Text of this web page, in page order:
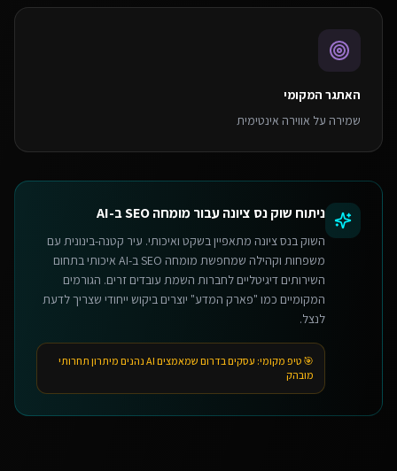
האתגר המקומי
שמירה על אווירה אינטימית
ניתוח שוקנס ציונהעבורמומחה SEO ב-AI
השוק בנס ציונה מתאפיין בשקט ואיכותי. עיר קטנה-בינונית עם
משפחות וקהילה שמחפשת מומחה SEO ב-AI איכותי בתחום
השירותים דיגיטליים לחברות השמת עובדים זרים. הגורמים
המקומיים כמו "פארק המדע" יוצרים ביקוש ייחודי שצריך לדעת
לנצל.
🎯 טיפ מקומי:
עסקים בדרום שמאמצים AI נהנים מיתרון תחרותי
מובהק